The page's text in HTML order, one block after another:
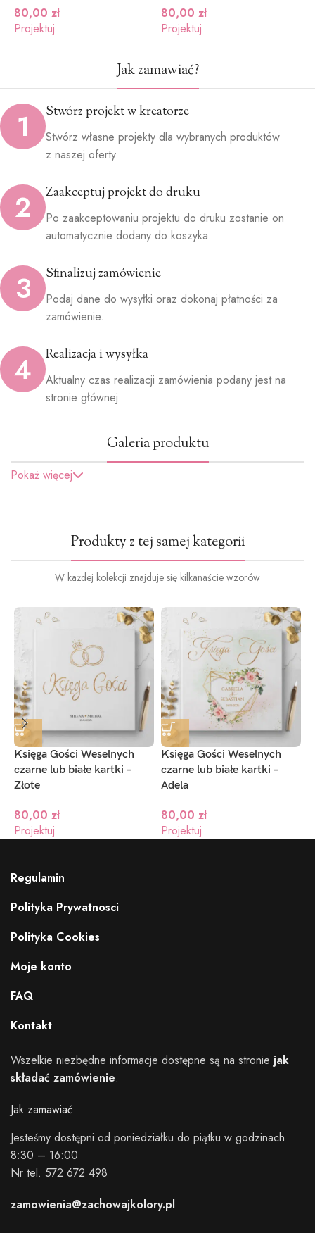
80,00 zł
Projektuj
80,00 zł
Projektuj
Jak zamawiać?
1 Stwórz projekt w kreatorze
Stwórz własne projekty dla wybranych produktów
z naszej oferty.
2 Zaakceptuj projekt do druku
Po zaakceptowaniu projektu do druku zostanie on
automatycznie dodany do koszyka.
3 Sfinalizuj zamówienie
Podaj dane do wysyłki oraz dokonaj płatności za
zamówienie.
4 Realizacja i wysyłka
Aktualny czas realizacji zamówienia podany jest na
stronie głównej.
Galeria produktu
Pokaż więcej
Produkty z tej samej kategorii
W każdej kolekcji znajduje się kilkanaście wzorów
Księga Gości Weselnych
czarne lub białe kartki –
Złote
80,00 zł
Projektuj
Księga Gości Weselnych
czarne lub białe kartki –
Adela
80,00 zł
Projektuj
Regulamin
Polityka Prywatnosci
Polityka Cookies
Moje konto
FAQ
Kontakt
Wszelkie niezbędne informacje dostępne są na stronie jak
składać zamówienie.
Jak zamawiać
Jesteśmy dostępni od poniedziałku do piątku w godzinach
8:30 – 16:00
Nr tel. 572 672 498
zamowienia@zachowajkolory.pl